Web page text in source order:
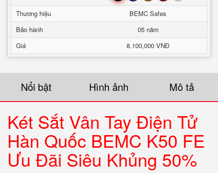
Thương hiệu
BEMC Safes
Bảo hành
05 năm
Giá
8.100,000 VNĐ
Nổi bật Hình ảnh Mô tả
Két Sắt Vân Tay Điện Tử
Hàn Quốc BEMC K50 FE
Ưu Đãi Siêu Khủng 50%